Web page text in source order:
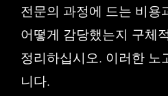
전문의 과정에 드는 비용
어떻게 감당했는지 구체
정리하십시오. 이러한 노
니다.